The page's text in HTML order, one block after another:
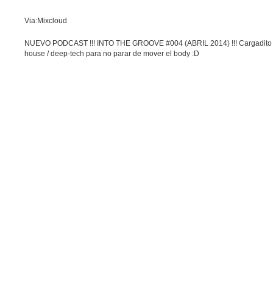
Via:Mixcloud
NUEVO PODCAST !!! INTO THE GROOVE #004 (ABRIL 2014) !!!
house / deep-tech para no parar de mover el body :D